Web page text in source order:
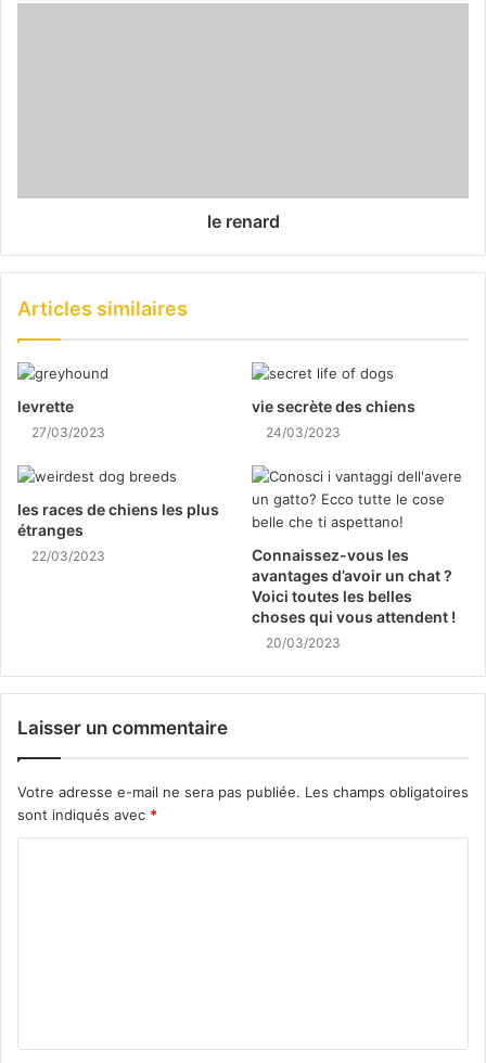
le renard
Articles similaires
levrette
27/03/2023
vie secrète des chiens
24/03/2023
les races de chiens les plus
étranges
22/03/2023
Connaissez-vous les
avantages d’avoir un chat ?
Voici toutes les belles
choses qui vous attendent !
20/03/2023
Laisser un commentaire
Votre adresse e-mail ne sera pas publiée. Les champs obligatoires
sont indiqués avec *
t